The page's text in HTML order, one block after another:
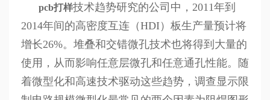
pcb打样技术趋势研究的公司中，2011年到
2014年间的高密度互连（HDI）板生产量预计将
增长26%。堆叠和交错微孔技术也将得到大量的
使用，从而影响任意层微孔和任意通孔性能。随
着微型化和高速技术驱动这些趋势，调查显示限